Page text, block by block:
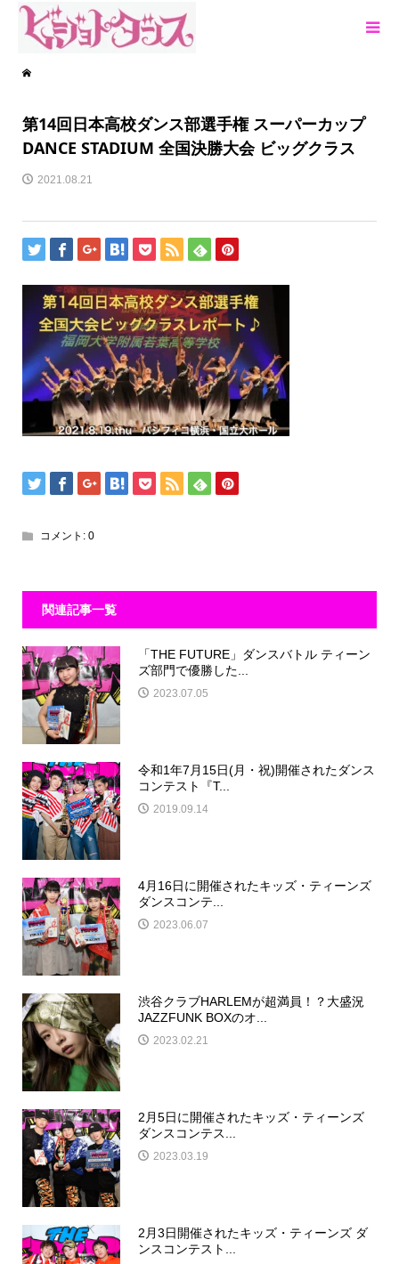
第14回日本高校ダンス部選手権 スーパーカップ
DANCE STADIUM 全国決勝大会 ビッグクラス
2021.08.21
コメント: 0
関連記事一覧
「THE FUTURE」ダンスバトル ティーン
ズ部門で優勝した...
2023.07.05
令和1年7月15日(月・祝)開催されたダンス
コンテスト『T...
2019.09.14
4月16日に開催されたキッズ・ティーンズ
ダンスコンテ...
2023.06.07
渋谷クラブHARLEMが超満員！？大盛況
JAZZFUNK BOXのオ...
2023.02.21
2月5日に開催されたキッズ・ティーンズ
ダンスコンテス...
2023.03.19
2月3日開催されたキッズ・ティーンズ ダ
ンスコンテスト...